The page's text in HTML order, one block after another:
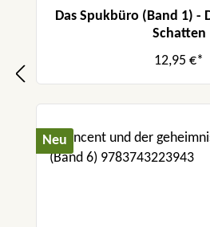
Das Spukbüro (Band 1) -
Schatten
12,95 €*
Neu